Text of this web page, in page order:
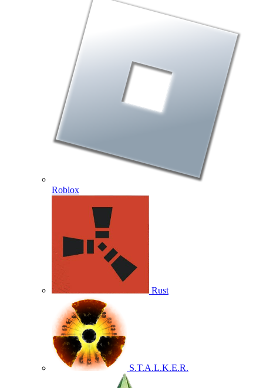
Roblox
Rust
S.T.A.L.K.E.R.